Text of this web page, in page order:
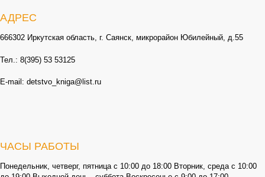
АДРЕС
666302 Иркутская область, г. Саянск, микрорайон Юбилейный, д.55
Тел.: 8(395) 53 53125
E-mail: detstvo_kniga@list.ru
ЧАСЫ РАБОТЫ
Понедельник, четверг, пятница с 10:00 до 18:00 Вторник, среда с 10:00